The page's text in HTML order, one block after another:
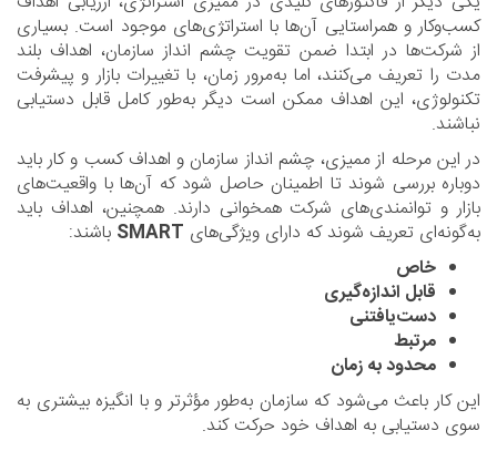
کسب‌وکار و همراستایی آن‌ها با استراتژی‌های موجود است. بسیاری
از شرکت‌ها در ابتدا ضمن تقویت چشم انداز سازمان، اهداف بلند
مدت را تعریف می‌کنند، اما به‌مرور زمان، با تغییرات بازار و پیشرفت
تکنولوژی، این اهداف ممکن است دیگر به‌طور کامل قابل دستیابی
نباشند.
در این مرحله از ممیزی، چشم انداز سازمان و اهداف کسب‌ و کار باید
دوباره بررسی شوند تا اطمینان حاصل شود که آن‌ها با واقعیت‌های
بازار و توانمندی‌های شرکت همخوانی دارند. همچنین، اهداف باید
به‌گونه‌ای تعریف شوند که دارای ویژگی‌های SMARTباشند:
خاص
قابل اندازه‌گیری
دست‌یافتنی
مرتبط
محدود به زمان
این کار باعث می‌شود که سازمان به‌طور مؤثرتر و با انگیزه بیشتری به
سوی دستیابی به اهداف خود حرکت کند.